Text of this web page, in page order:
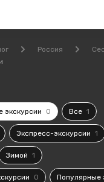
Россия
экскурсии 0 Все 1
Экспресс-экскурсии 1
Зимой 1
0 Популярные